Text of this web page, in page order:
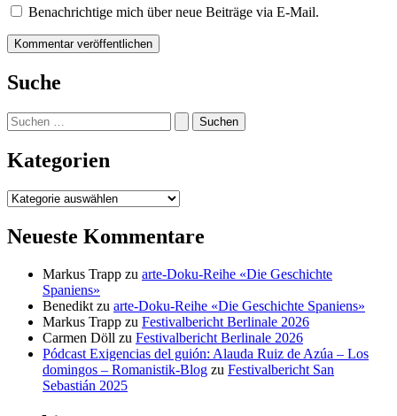
Benachrichtige mich über neue Beiträge via E-Mail.
Suche
Suchen
nach:
Kategorien
Kategorien
Neueste Kommentare
Markus Trapp zu arte-Doku-Reihe «Die Geschichte
Spaniens»
Benedikt zu arte-Doku-Reihe «Die Geschichte Spaniens»
Markus Trapp zu Festivalbericht Berlinale 2026
Carmen Döll zu Festivalbericht Berlinale 2026
Pódcast Exigencias del guión: Alauda Ruiz de Azúa – Los
domingos – Romanistik-Blog zu Festivalbericht San
Sebastián 2025